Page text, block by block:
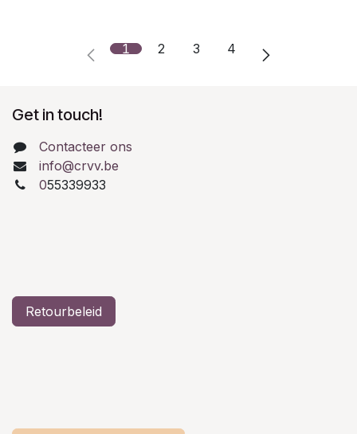
1 2 3 4
Get in touch!
Contacteer ons
info@crvv.be
055339933
Retourbeleid